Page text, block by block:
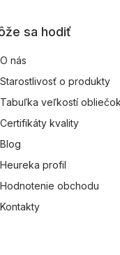
sa hodiť
O nás
Starostlivosť o produkty
Tabuľka veľkostí obliečok
Certifikáty kvality
Blog
Heureka profil
Hodnotenie obchodu
Kontakty